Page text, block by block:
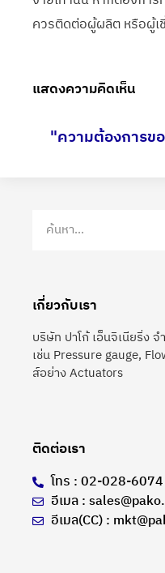
ควรติดต่อผู้ผลิต หรือผู้
แสดงความคิดเห็น
"ความต้องการข
เกี่ยวกับเรา
บริษัท ปาโก้ เอ็นจิเนียริ่ง
เช่น Pressure gauge,
ส์อย่าง Actuators
ติดต่อเรา
โทร : 02-028-
อีเมล :
อีเมล(CC) :